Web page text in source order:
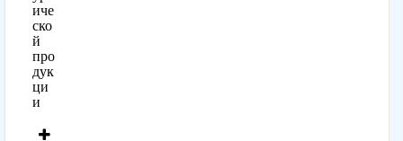
иче
ско
й
про
дук
ци
и